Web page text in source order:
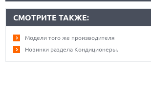
СМОТРИТЕ ТАКЖЕ:
Модели того же производителя
Новинки раздела Кондиционеры.